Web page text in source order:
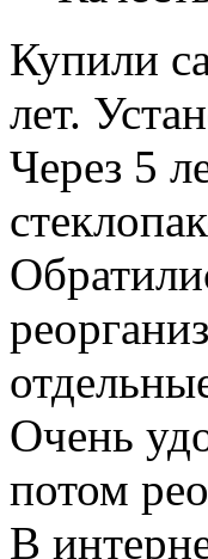
Купили
лет.
Через 5
Очень
потом
В